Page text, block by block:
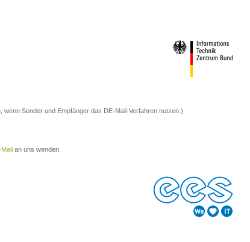
Sender und Empfänger das DE-Mail-Verfahren nutzen.)
Mail an uns wenden.